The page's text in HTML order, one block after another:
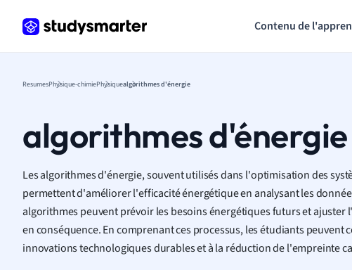
Contenu de
ResumesPhysique-chimiePhysiquealgorithmes d'énergie
algorithmes d'énergie
Les algorithmes d'énergie, souvent utilisés dans l'optimisation des
permettent d'améliorer l'efficacité énergétique en analysant les
algorithmes peuvent prévoir les besoins énergétiques futurs et ajuster l'
en conséquence. En comprenant ces processus, les étudiants peuvent
innovations technologiques durables et à la réduction de l'empreinte